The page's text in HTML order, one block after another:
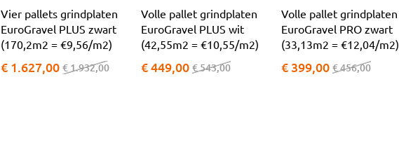
Vier pallets grindplaten
EuroGravel PLUS zwart
(170,2m2 = €9,56/m2)
€ 1.627,00 € 1.932,00
Volle pallet grindplaten
EuroGravel PLUS wit
(42,55m2 = €10,55/m2)
€ 449,00 € 543,00
Volle pallet grindplaten
EuroGravel PRO zwart
(33,13m2 = €12,04/m2)
€ 399,00 € 456,00